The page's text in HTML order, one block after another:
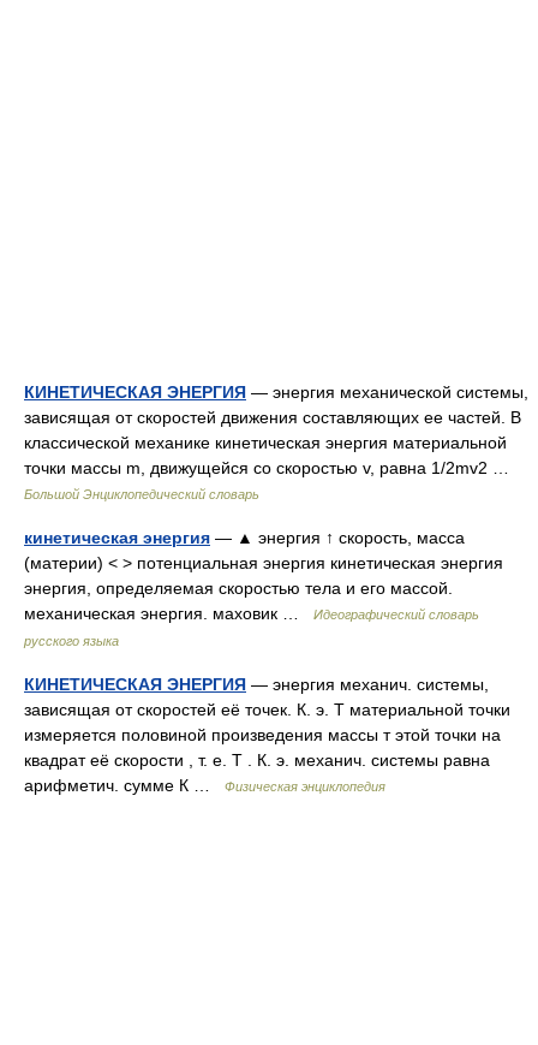
КИНЕТИЧЕСКАЯ ЭНЕРГИЯ — энергия механической системы,
зависящая от скоростей движения составляющих ее частей. В
классической механике кинетическая энергия материальной
точки массы m, движущейся со скоростью v, равна 1/2mv2 …
Большой Энциклопедический словарь
кинетическая энергия — ▲ энергия ↑ скорость, масса
(материи) < > потенциальная энергия кинетическая энергия
энергия, определяемая скоростью тела и его массой.
механическая энергия. маховик …
Идеографический словарь
русского языка
КИНЕТИЧЕСКАЯ ЭНЕРГИЯ — энергия механич. системы,
зависящая от скоростей её точек. К. э. Т материальной точки
измеряется половиной произведения массы т этой точки на
квадрат её скорости , т. е. Т . К. э. механич. системы равна
арифметич. сумме К …
Физическая энциклопедия